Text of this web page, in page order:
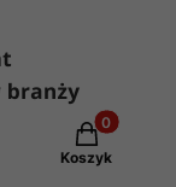
Produkty
Koszyk